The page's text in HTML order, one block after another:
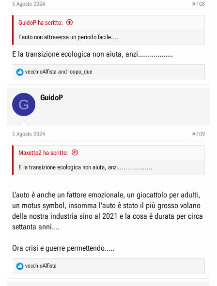
5 Agosto 2024 #108
GuidoP ha scritto:
L'auto non attraversa un periodo facile....
E la transizione ecologica non aiuta, anzi..................
R
e
t
s
vecchioAlfista and loopo_due
G GuidoP
5 Agosto 2024 #109
Maxetto2 ha scritto:
E la transizione ecologica non aiuta, anzi..................
L'auto è anche un fattore emozionale, un giocattolo per adulti,
un motus symbol, insomma l'auto è stato il più grosso volano
della nostra industria sino al 2021 e la cosa è durata per circa
settanta anni....
Ora crisi e guerre permettendo.....
R
e
vecchioAlfista